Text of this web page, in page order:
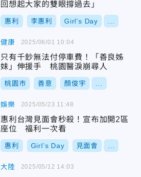
回想起大家的雙眼撐過去」
惠利 李惠利 Girl's Day
健康
只有千鈔無法付停車費！「善良姊
妹」伸援手 桃園醫淚崩尋人
桃園市 善意 顏俊宇
2025/06/01 10:04
娛樂
惠利台灣見面會秒殺！宣布加開2區
座位 福利一次看
惠利 Girl’s Day 見面會
2025/05/23 11:48
大陸 2025/05/12 14:03